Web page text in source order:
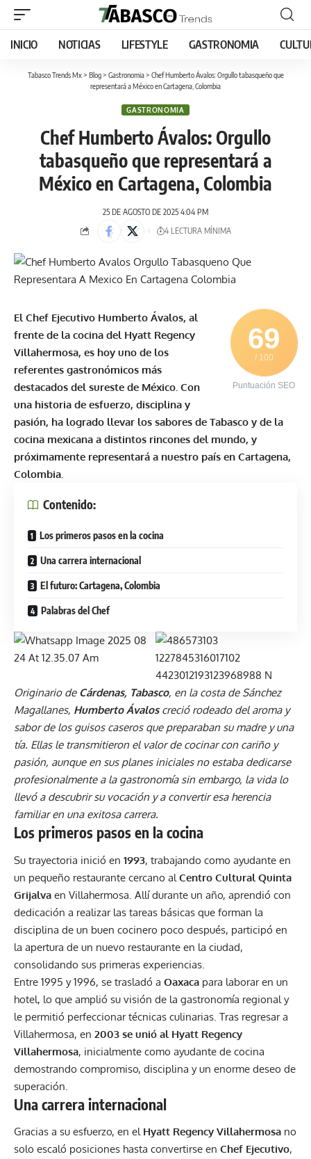
INICIO NOTICIAS LIFESTYLE GASTRONOMIA
Tabasco Trends Mx> Blog> Gastronomia> Chef Humberto Ávalos: Orgullo tabasqueño que
representará a México en Cartagena, Colombia
GASTRONOMIA
Chef Humberto Ávalos: Orgullo
tabasqueño que representará a
México en Cartagena, Colombia
25 DE AGOSTO DE 2025 4:04 PM
4 LECTURA MÍNIMA
69
/ 100
Puntuación SEO
El Chef Ejecutivo Humberto Ávalos, al
frente de la cocina del Hyatt Regency
Villahermosa, es hoy uno de los
referentes gastronómicos más
destacados del sureste de México. Con
una historia de esfuerzo, disciplina y
pasión, ha logrado llevar los sabores de Tabasco y de la
cocina mexicana a distintos rincones del mundo, y
próximamente representará a nuestro país en Cartagena,
Colombia.
Contenido:
Los primeros pasos en la cocina
Una carrera internacional
El futuro: Cartagena, Colombia
Palabras del Chef
Originario de Cárdenas, Tabasco, en la costa de Sánchez
Magallanes, Humberto Ávaloscreció rodeado del aroma y
sabor de los guisos caseros que preparaban su madre y una
tía. Ellas le transmitieron el valor de cocinar con cariño y
pasión, aunque en sus planes iniciales no estaba dedicarse
profesionalmente a la gastronomía sin embargo, la vida lo
llevó a descubrir su vocación y a convertir esa herencia
familiar en una exitosa carrera.
Los primeros pasos en la cocina
Su trayectoria inició en 1993, trabajando como ayudante en
un pequeño restaurante cercano al Centro Cultural Quinta
Grijalva en Villahermosa. Allí durante un año, aprendió con
dedicación a realizar las tareas básicas que forman la
disciplina de un buen cocinero poco después, participó en
la apertura de un nuevo restaurante en la ciudad,
consolidando sus primeras experiencias.
Entre 1995 y 1996, se trasladó a Oaxaca para laborar en un
hotel, lo que amplió su visión de la gastronomía regional y
le permitió perfeccionar técnicas culinarias. Tras regresar a
Villahermosa, en 2003 se unió al Hyatt Regency
Villahermosa, inicialmente como ayudante de cocina
demostrando compromiso, disciplina y un enorme deseo de
superación.
Una carrera internacional
Gracias a su esfuerzo, en el Hyatt Regency Villahermosa no
solo escaló posiciones hasta convertirse en Chef Ejecutivo,